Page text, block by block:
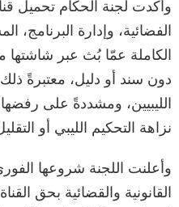
الفضائية، وإدارة البرنامج،
الكاملة عمّا بُث عبر
دون سند أو دليل، معتبرةً
الليبيين، ومشددةً على
نزاهة التحكيم الليبي أو
وأعلنت اللجنة شروعها
القانونية والقضائية بحق